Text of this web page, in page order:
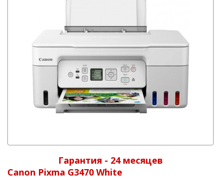
Гарантия - 24 месяцев
Canon Pixma G3470 White